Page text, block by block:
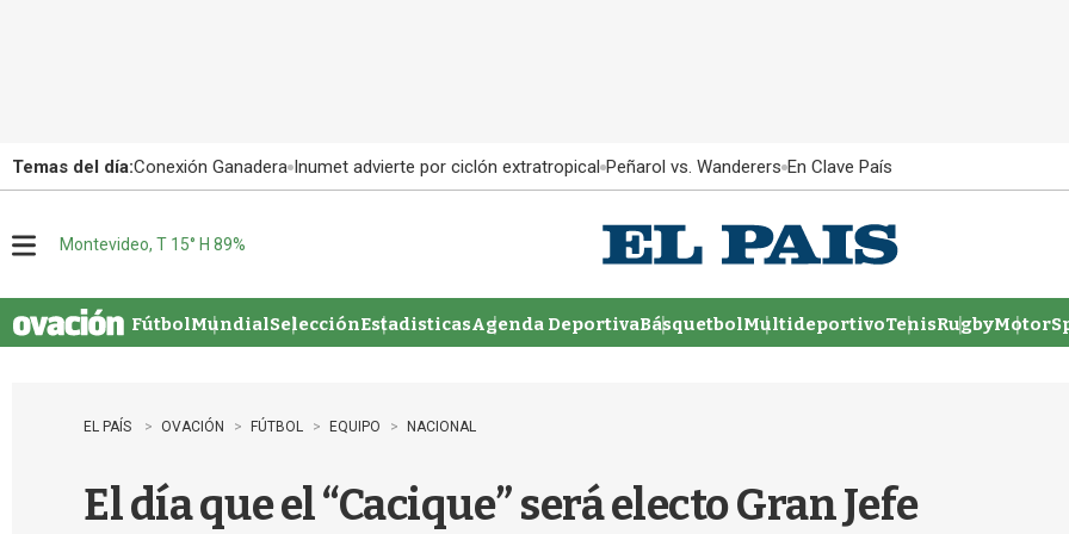
Temas del día:Conexión Ganadera Inumet advierte por ciclón extratropical Peñarol vs. Wanderers En Clave País
u
Montevideo, T 15° H 89%
FútbolMundialSelecciónEstadisticasAgenda DeportivaBásquetbolMultideportivoTenisRugby
EL PAÍS OVACIÓN FÚTBOL EQUIPO NACIONAL
El día que el “Cacique” será electo Gran Jefe